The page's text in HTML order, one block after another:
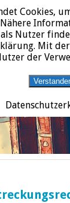
Cookies,
als Nutzer
Mit
der